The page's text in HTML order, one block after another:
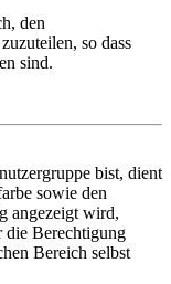
den
so dass
sind.
bist, dient
sowie den
angezeigt wird,
die Berechtigung
Bereich selbst